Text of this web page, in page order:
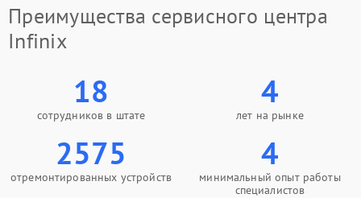
Преимущества сервисного центра
Infinix
18
сотрудников в штате
4
лет на рынке
2575
отремонтированных устройств
4
минимальный опыт работы
специалистов